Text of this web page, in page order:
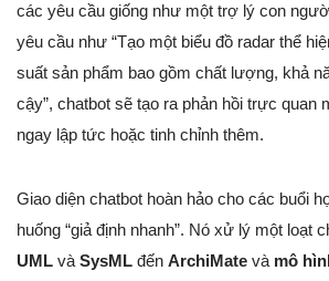
các yêu cầu giống như một trợ lý con
yêu cầu như “Tạo một biểu đồ radar thể
suất sản phẩm bao gồm chất lượng, khả
cậy”, chatbot sẽ tạo ra phản hồi trực quan
ngay lập tức hoặc tinh chỉnh thêm.
Giao diện chatbot hoàn hảo cho các buổi
huống “giả định nhanh”. Nó xử lý một loạt
UML và SysML đến ArchiMate và mô